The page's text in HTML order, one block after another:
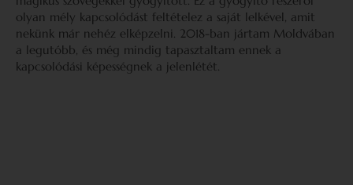
olyan mély kapcsolódást feltételez a saját lelkével, amit
nekünk már nehéz elképzelni. 2018-ban jártam Moldvában
a legutóbb, és még mindig tapasztaltam ennek a
kapcsolódási képességnek a jelenlétét.